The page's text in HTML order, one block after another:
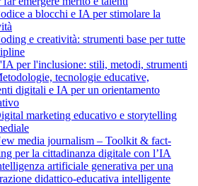
a blocchi e IA per stimolare la
e creatività: strumenti base per tutte
per l'inclusione: stili, metodi, strumenti
tecnologie educative,
digitali e IA per un orientamento
marketing educativo e storytelling
media journalism – Toolkit & fact-
per la cittadinanza digitale con l’IA
artificiale generativa per una
didattico-educativa intelligente